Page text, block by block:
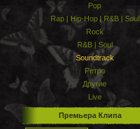
Pop
Rap | Hip-Hop | R&B | Soul
Rock
R&B | Soul
Soundtrack
Ретро
Другие
Live
Премьера Клипа